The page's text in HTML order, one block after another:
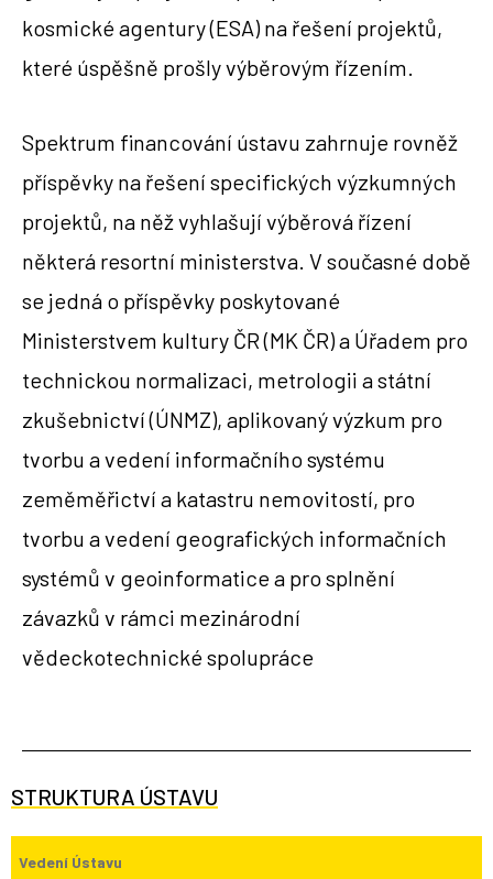
kosmické agentury (ESA) na řešení projektů,
které úspěšně prošly výběrovým řízením.
Spektrum financování ústavu zahrnuje rovněž
příspěvky na řešení specifických výzkumných
projektů, na něž vyhlašují výběrová řízení
některá resortní ministerstva. V současné době
se jedná o příspěvky poskytované
Ministerstvem kultury ČR (MK ČR) a Úřadem pro
technickou normalizaci, metrologii a státní
zkušebnictví (ÚNMZ), aplikovaný výzkum pro
tvorbu a vedení informačního systému
zeměměřictví a katastru nemovitostí, pro
tvorbu a vedení geografických informačních
systémů v geoinformatice a pro splnění
závazků v rámci mezinárodní
vědeckotechnické spolupráce
STRUKTURA ÚSTAVU
Vedení Ústavu